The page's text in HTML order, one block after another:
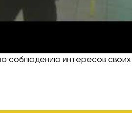
требует физического
предлагают обесточить
соблюдению интересов своих